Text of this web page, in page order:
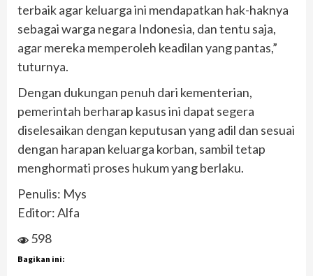
terbaik agar keluarga ini mendapatkan hak-haknya
sebagai warga negara Indonesia, dan tentu saja,
agar mereka memperoleh keadilan yang pantas,”
tuturnya.
Dengan dukungan penuh dari kementerian,
pemerintah berharap kasus ini dapat segera
diselesaikan dengan keputusan yang adil dan sesuai
dengan harapan keluarga korban, sambil tetap
menghormati proses hukum yang berlaku.
Penulis: Mys
Editor: Alfa
598
Bagikan ini: